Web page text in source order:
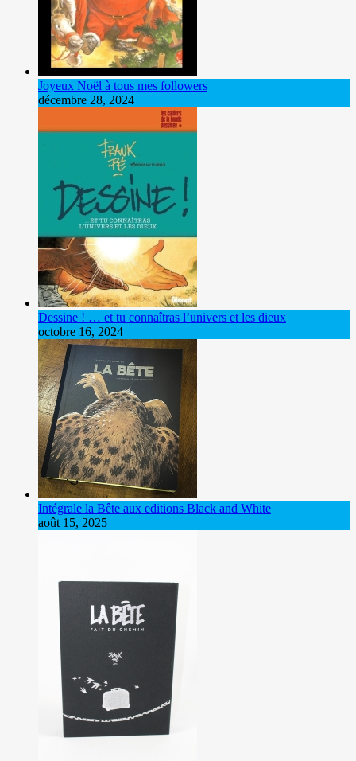
Joyeux Noël à tous mes followers
décembre 28, 2024
Dessine ! … et tu connaîtras l’univers et les dieux
octobre 16, 2024
Intégrale la Bête aux editions Black and White
août 15, 2025